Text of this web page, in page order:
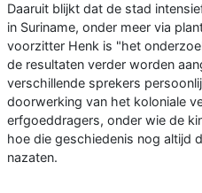
Daaruit blijkt dat de stad
in Suriname, onder meer via
voorzitter Henk is "het
de resultaten verder worden
verschillende sprekers
doorwerking van het koloniale
erfgoeddragers, onder wie de
hoe die geschiedenis nog altijd
nazaten.